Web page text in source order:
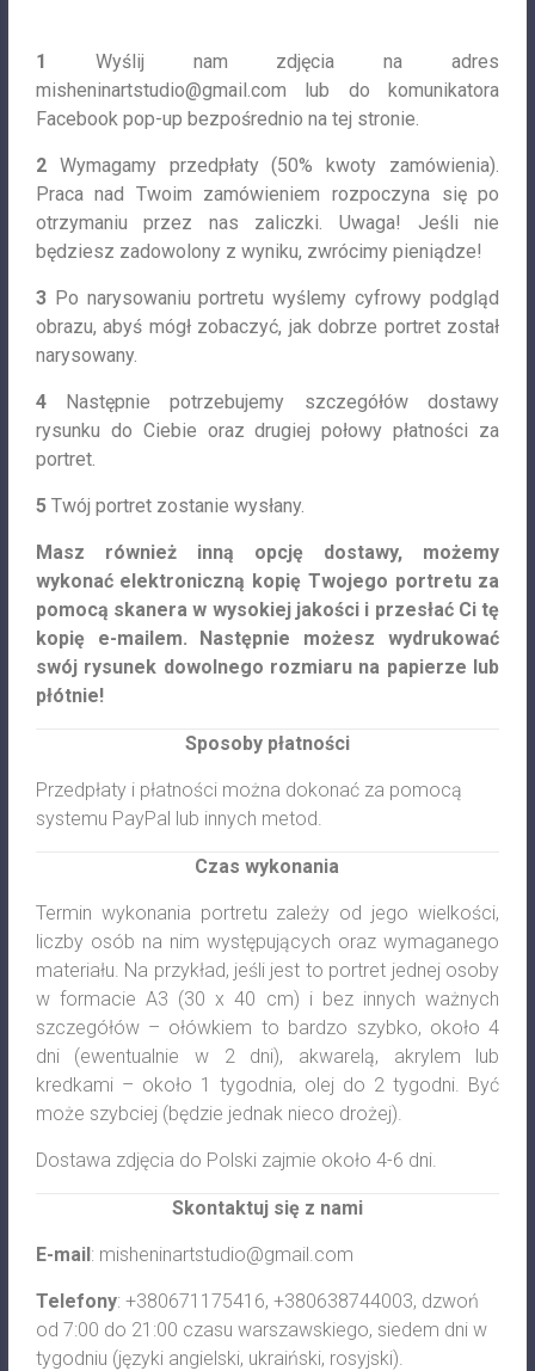
1 Wyślij nam zdjęcia na adres
misheninartstudio@gmail.com lub do komunikatora
Facebook pop-up bezpośrednio na tej stronie.
2Wymagamy przedpłaty (50% kwoty zamówienia).
Praca nad Twoim zamówieniem rozpoczyna się po
otrzymaniu przez nas zaliczki. Uwaga! Jeśli nie
będziesz zadowolony z wyniku, zwrócimy pieniądze!
3Po narysowaniu portretu wyślemy cyfrowy podgląd
obrazu, abyś mógł zobaczyć, jak dobrze portret został
narysowany.
4 Następnie potrzebujemy szczegółów dostawy
rysunku do Ciebie oraz drugiej połowy płatności za
portret.
5Twój portret zostanie wysłany.
Masz również inną opcję dostawy, możemy
wykonać elektroniczną kopię Twojego portretu za
pomocą skanera w wysokiej jakości i przesłać Ci tę
kopię e-mailem. Następnie możesz wydrukować
swój rysunek dowolnego rozmiaru na papierze lub
płótnie!
Sposoby płatności
Przedpłaty i płatności można dokonać za pomocą
systemu PayPal lub innych metod.
Czas wykonania
Termin wykonania portretu zależy od jego wielkości,
liczby osób na nim występujących oraz wymaganego
materiału. Na przykład, jeśli jest to portret jednej osoby
w formacie A3 (30 x 40 cm) i bez innych ważnych
szczegółów – ołówkiem to bardzo szybko, około 4
dni (ewentualnie w 2 dni), akwarelą, akrylem lub
kredkami – około 1 tygodnia, olej do 2 tygodni. Być
może szybciej (będzie jednak nieco drożej).
Dostawa zdjęcia do Polski zajmie około 4-6 dni.
Skontaktuj się z nami
E-mail: misheninartstudio@gmail.com
Telefony: +380671175416, +380638744003, dzwoń
od 7:00 do 21:00 czasu warszawskiego, siedem dni w
tygodniu (języki angielski, ukraiński, rosyjski).